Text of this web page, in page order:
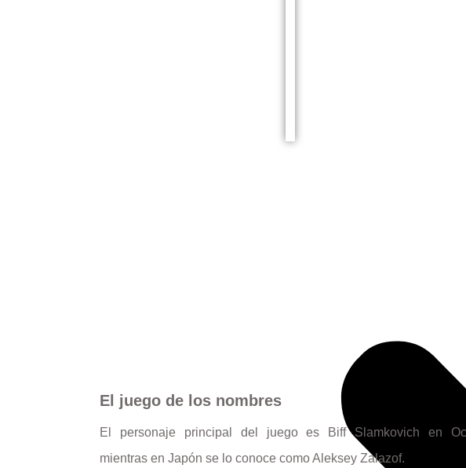
El juego de los nombres
El personaje principal del juego es Biff Slamkovich en
mientras en Japón se lo conoce como Aleksey Zalazof.